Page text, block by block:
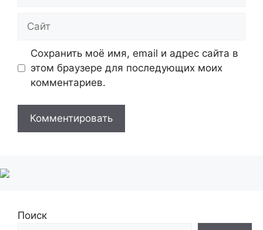
Сохранить моё имя, email и адрес сайта в
этом браузере для последующих моих
комментариев.
Поиск